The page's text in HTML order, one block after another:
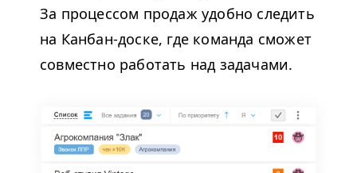
За процессом продаж удобно следить
на Канбан-доске, где команда сможет
совместно работать над задачами.